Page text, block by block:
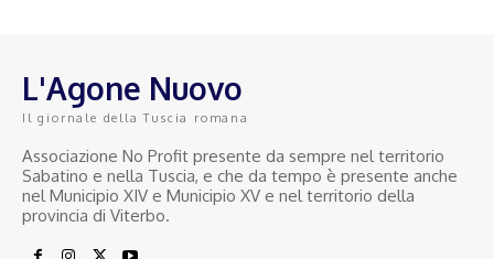
L'Agone Nuovo
Il giornale della Tuscia romana
Associazione No Profit presente da sempre nel territorio
Sabatino e nella Tuscia, e che da tempo è presente anche
nel Municipio XIV e Municipio XV e nel territorio della
provincia di Viterbo.